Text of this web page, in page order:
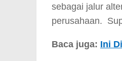
sebagai jalur
perusahaan.
Baca juga: Ini